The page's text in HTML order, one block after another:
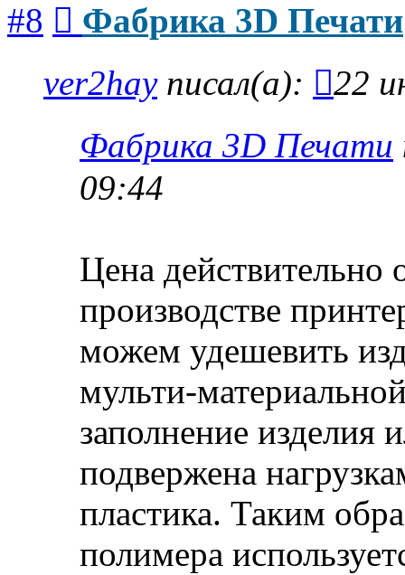
#8 Фабрика 3D Печати
ver2hayписал(а):
22
Фабрика 3D Печати
09:44
Цена действительно
производстве
можем удешевить
мульти-
заполнение изделия
подвержена
пластика. Таким
полимера